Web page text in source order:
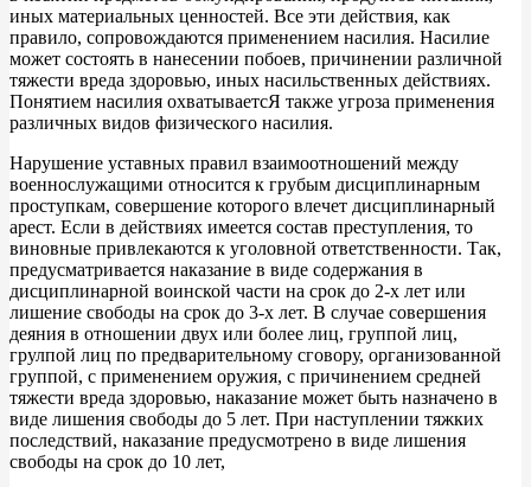
иных материальных ценностей. Все эти действия, как
правило, сопровождаются применением насилия. Насилие
может состоять в нанесении побоев, причинении различной
тяжести вреда здоровью, иных насильственных действиях.
Понятием насилия охватываетсЯ также угроза применения
различных видов физического насилия.
Нарушение уставных правил взаимоотношений между
военнослужащими относится к грубым дисциплинарным
проступкам, совершение которого влечет дисциплинарный
арест. Если в действиях имеется состав преступления, то
виновные привлекаются к уголовной ответственности. Так,
предусматривается наказание в виде содержания в
дисциплинарной воинской части на срок до 2-х лет или
лишение свободы на срок до 3-х лет. В случае совершения
деяния в отношении двух или более лиц, группой лиц,
грулпой лиц по предварительному сговору, организованной
группой, с применением оружия, с причинением средней
тяжести вреда здоровью, наказание может быть назначено в
виде лишения свободы до 5 лет. При наступлении тяжких
последствий, наказание предусмотрено в виде лишения
свободы на срок до 10 лет,